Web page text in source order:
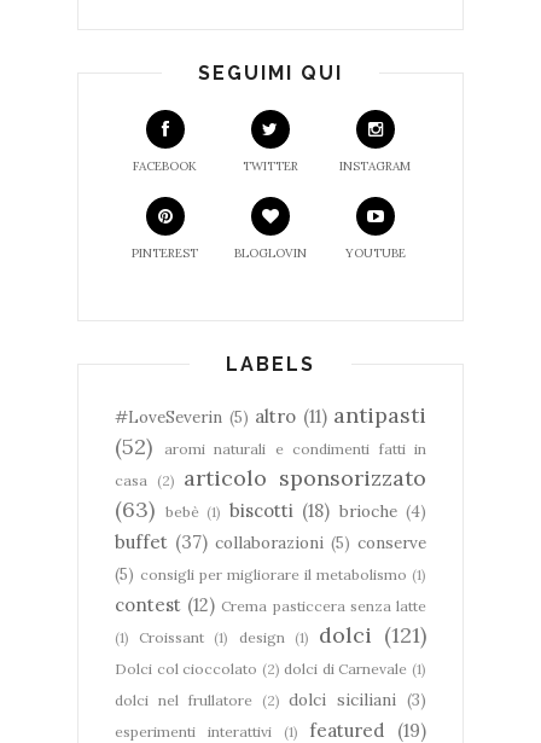
SEGUIMI QUI
FACEBOOK TWITTER INSTAGRAM
PINTEREST BLOGLOVIN YOUTUBE
LABELS
#LoveSeverin (5) altro (11) antipasti
(52)
aromi naturali e condimenti fatti in
casa
(2) articolo sponsorizzato
(63) bebè (1) biscotti (18) brioche (4)
buffet (37) collaborazioni (5) conserve
(5) consigli per migliorare il metabolismo (1)
contest (12) Crema pasticcera senza latte
(1)
Croissant (1) design (1) dolci (121)
Dolci col cioccolato (2) dolci di Carnevale (1)
dolci nel frullatore
(2) dolci siciliani (3)
esperimenti interattivi (1) featured (19)